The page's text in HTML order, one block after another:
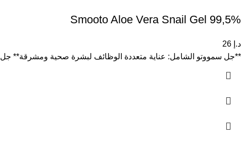
Smooto Aloe Vera Snail Gel 99,5%
د.إ
**جل سمووتو الشامل: عناية متعددة الوظائف لبشرة صحية ومشرقة** جل Smooto الشامل هو علاج مبتكر يعتمد على مزيج فعّال من